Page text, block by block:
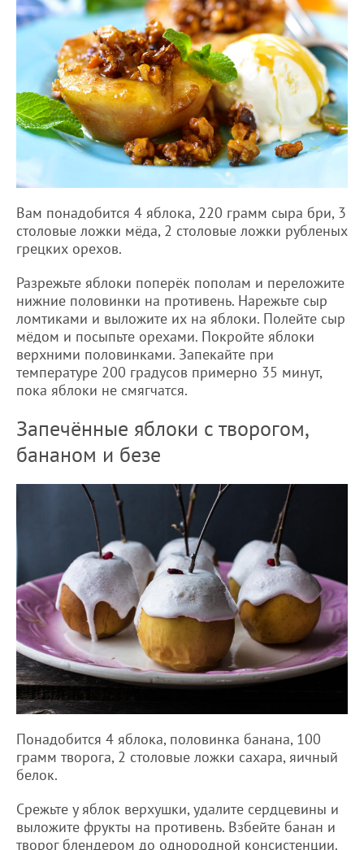
Вам понадобится 4 яблока, 220 грамм сыра бри, 3
столовые ложки мёда, 2 столовые ложки рубленых
грецких орехов.
Разрежьте яблоки поперёк пополам и переложите
нижние половинки на противень. Нарежьте сыр
ломтиками и выложите их на яблоки. Полейте сыр
мёдом и посыпьте орехами. Покройте яблоки
верхними половинками. Запекайте при
температуре 200 градусов примерно 35 минут,
пока яблоки не смягчатся.
Запечённые яблоки с творогом,
бананом и безе
Понадобится 4 яблока, половинка банана, 100
грамм творога, 2 столовые ложки сахара, яичный
белок.
Срежьте у яблок верхушки, удалите сердцевины и
выложите фрукты на противень. Взбейте банан и
творог блендером до однородной консистенции.